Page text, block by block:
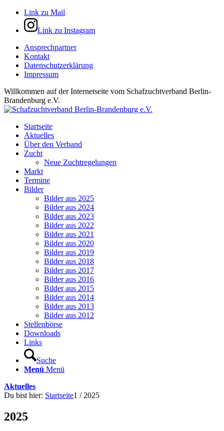
Link zu Mail
Link zu Instagram
Ansprechpartner
Kontakt
Datenschutzerklärung
Impressum
Willkommen auf der Internetseite vom Schafzuchtverband Berlin-
Brandenburg e.V.
Startseite
Aktuelles
Über den Verband
Zucht
Neue Zuchtregelungen
Markt
Termine
Bilder
Bilder aus 2025
Bilder aus 2024
Bilder aus 2023
Bilder aus 2022
Bilder aus 2021
Bilder aus 2020
Bilder aus 2019
Bilder aus 2018
Bilder aus 2017
Bilder aus 2016
Bilder aus 2015
Bilder aus 2014
Bilder aus 2013
Bilder aus 2012
Stellenbörse
Downloads
Links
Suche
Menü Menü
Aktuelles
Du bist hier: Startseite1 / 2025
2025